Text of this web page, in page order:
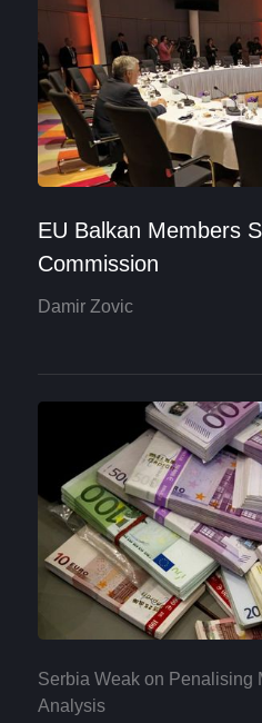
EU Balkan Members
Commission
Damir Zovic
Serbia Weak on Penalising
Analysis